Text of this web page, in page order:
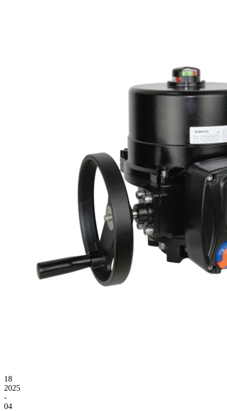
18
2025
-
04